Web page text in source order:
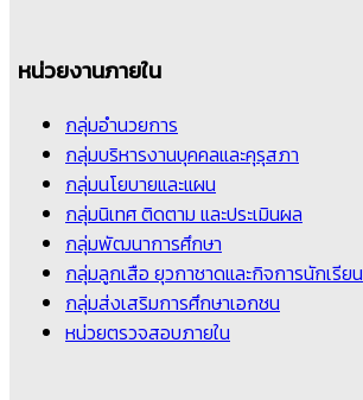
หน่วยงานภายใน
กลุ่มอำนวยการ
กลุ่มบริหารงานบุคคลและคุรุสภา
กลุ่มนโยบายและแผน
กลุ่มนิเทศ ติดตาม และประเมินผล
กลุ่มพัฒนาการศึกษา
กลุ่มลูกเสือ ยุวกาชาดและกิจการนักเรียน
กลุ่มส่งเสริมการศึกษาเอกชน
หน่วยตรวจสอบภายใน